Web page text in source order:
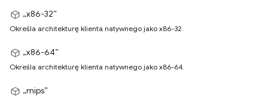
„x86-32”
Określa architekturę klienta natywnego jako x86-32.
„x86-64”
Określa architekturę klienta natywnego jako x86-64.
„mips”